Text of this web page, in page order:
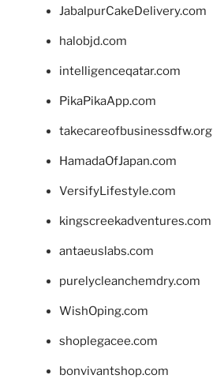
JabalpurCakeDelivery.com
halobjd.com
intelligenceqatar.com
PikaPikaApp.com
takecareofbusinessdfw.org
HamadaOfJapan.com
VersifyLifestyle.com
kingscreekadventures.com
antaeuslabs.com
purelycleanchemdry.com
WishOping.com
shoplegacee.com
bonvivantshop.com